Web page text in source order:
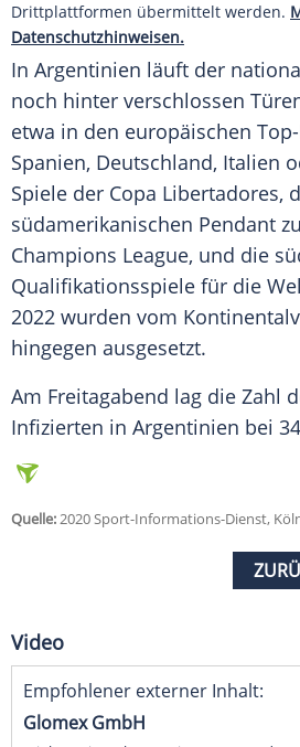
Drittplattformen übermittelt werden.
Datenschutzhinweisen.
In Argentinien läuft der
noch hinter verschlossen
etwa in den europäischen
Spanien, Deutschland, Italien
Spiele der Copa Libertadores,
südamerikanischen Pendant
Champions League, und die
Qualifikationsspiele für die
2022 wurden vom
hingegen ausgesetzt.
Am Freitagabend lag die Zahl
Infizierten in Argentinien bei
Quelle:2020 Sport-Informations-Dienst,
Video
Empfohlener externer Inhalt:
Glomex GmbH